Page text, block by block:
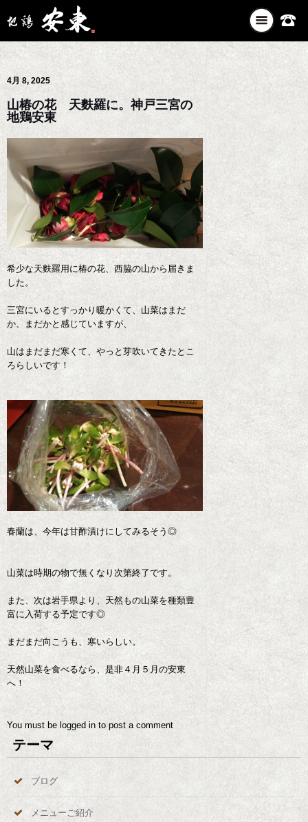
ナ
ビ
ゲ
シ
4月 8, 2025
山椿の花 天麩羅に。神戸三宮の
地鶏安東
希少な天麩羅用に椿の花、西脇の山から届きま
した。
三宮にいるとすっかり暖かくて、山菜はまだ
か、まだかと感じていますが、
山はまだまだ寒くて、やっと芽吹いてきたとこ
ろらしいです！
春蘭は、今年は甘酢漬けにしてみるそう◎
山菜は時期の物で無くなり次第終了です。
また、次は岩手県より、天然もの山菜を種類豊
富に入荷する予定です◎
まだまだ向こうも、寒いらしい。
天然山菜を食べるなら、是非４月５月の安東
へ！
You must be logged in to post a comment
テーマ
ブログ
メニューご紹介